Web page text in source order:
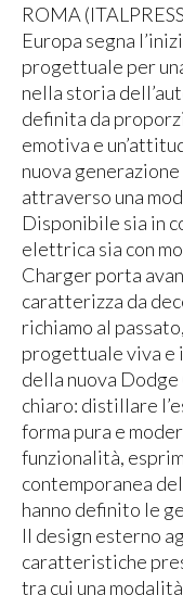
ROMA
Europa segna
progettuale per
nella storia
definita da
emotiva e
nuova
attraverso una
Disponibile sia in
elettrica sia con
Charger porta
caratterizza da
richiamo al
progettuale viva e
della nuova
chiaro: distillare
forma pura e
funzionalità,
contemporanea
hanno definito le
Il design esterno
caratteristiche
tra cui una